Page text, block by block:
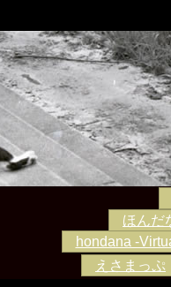
ほんだ
hondana -
えさまっぷ